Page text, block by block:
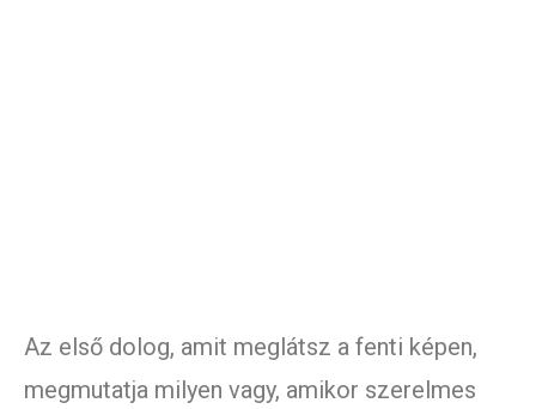
Az első dolog, amit meglátsz a fenti képen,
megmutatja milyen vagy, amikor szerelmes